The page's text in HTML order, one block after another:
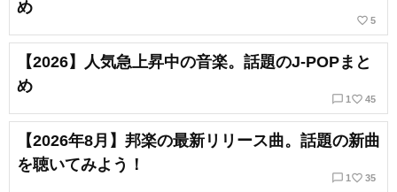
め
favorite_border 5
【2026】人気急上昇中の音楽。話題のJ-POPまと
め
chat_bubble_outline 1 favorite_border 45
【2026年8月】邦楽の最新リリース曲。話題の新曲
を聴いてみよう！
chat_bubble_outline 1 favorite_border 35